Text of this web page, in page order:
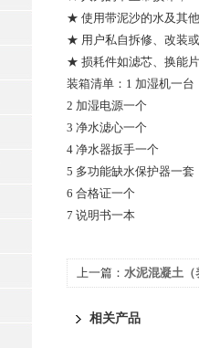
★ 使用带泥沙的水及其
★ 用户私自拆修、改装
★ 损耗件如滤芯、换能
装箱清单：1 加湿机一台
2 加湿电源一个
3 净水滤心一个
4 净水器扳手一个
5 多功能缺水保护器一套
6 合格证一个
7 说明书一本
上一篇： 水泥混凝土（
相关产品